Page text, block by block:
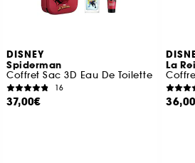
DISNEY
Spiderman
Coffret Sac 3D Eau De Toilette
16
37,00€
La